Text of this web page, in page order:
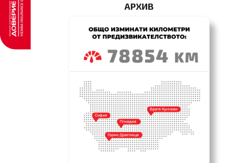
АРХИВ